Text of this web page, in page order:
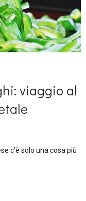
viaggio al
c’è solo una cosa più